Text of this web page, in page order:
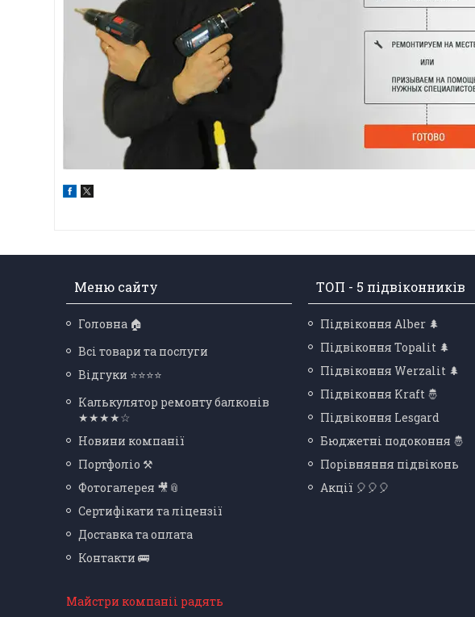
Меню сайту
Головна 🏠
Всі товари та послуги
Відгуки ⭐⭐⭐⭐
Калькулятор ремонту балконів
★★★★☆
Новини компанії
Портфоліо ⚒
Фотогалерея 🎥📎
Сертифікати та ліцензії
Доставка та оплата
Контакти 🚌
ТОП - 5 підвіконників
Підвіконня Alber 🌲
Підвіконня Topalit 🌲
Підвіконня Werzalit 🌲
Підвіконня Kraft 🤴
Підвіконня Lesgard
Бюджетні подоконня 🤴
Порівняння підвіконь
Акції 🎈🎈🎈
Майстри компаніі радять